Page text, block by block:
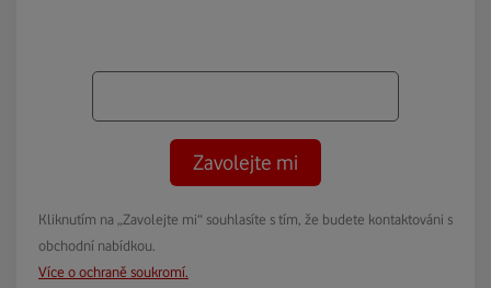
Zavolejte mi
Kliknutím na „Zavolejte mi“ souhlasíte s tím, že budete kontaktováni s
obchodní nabídkou.
Více o ochraně soukromí.